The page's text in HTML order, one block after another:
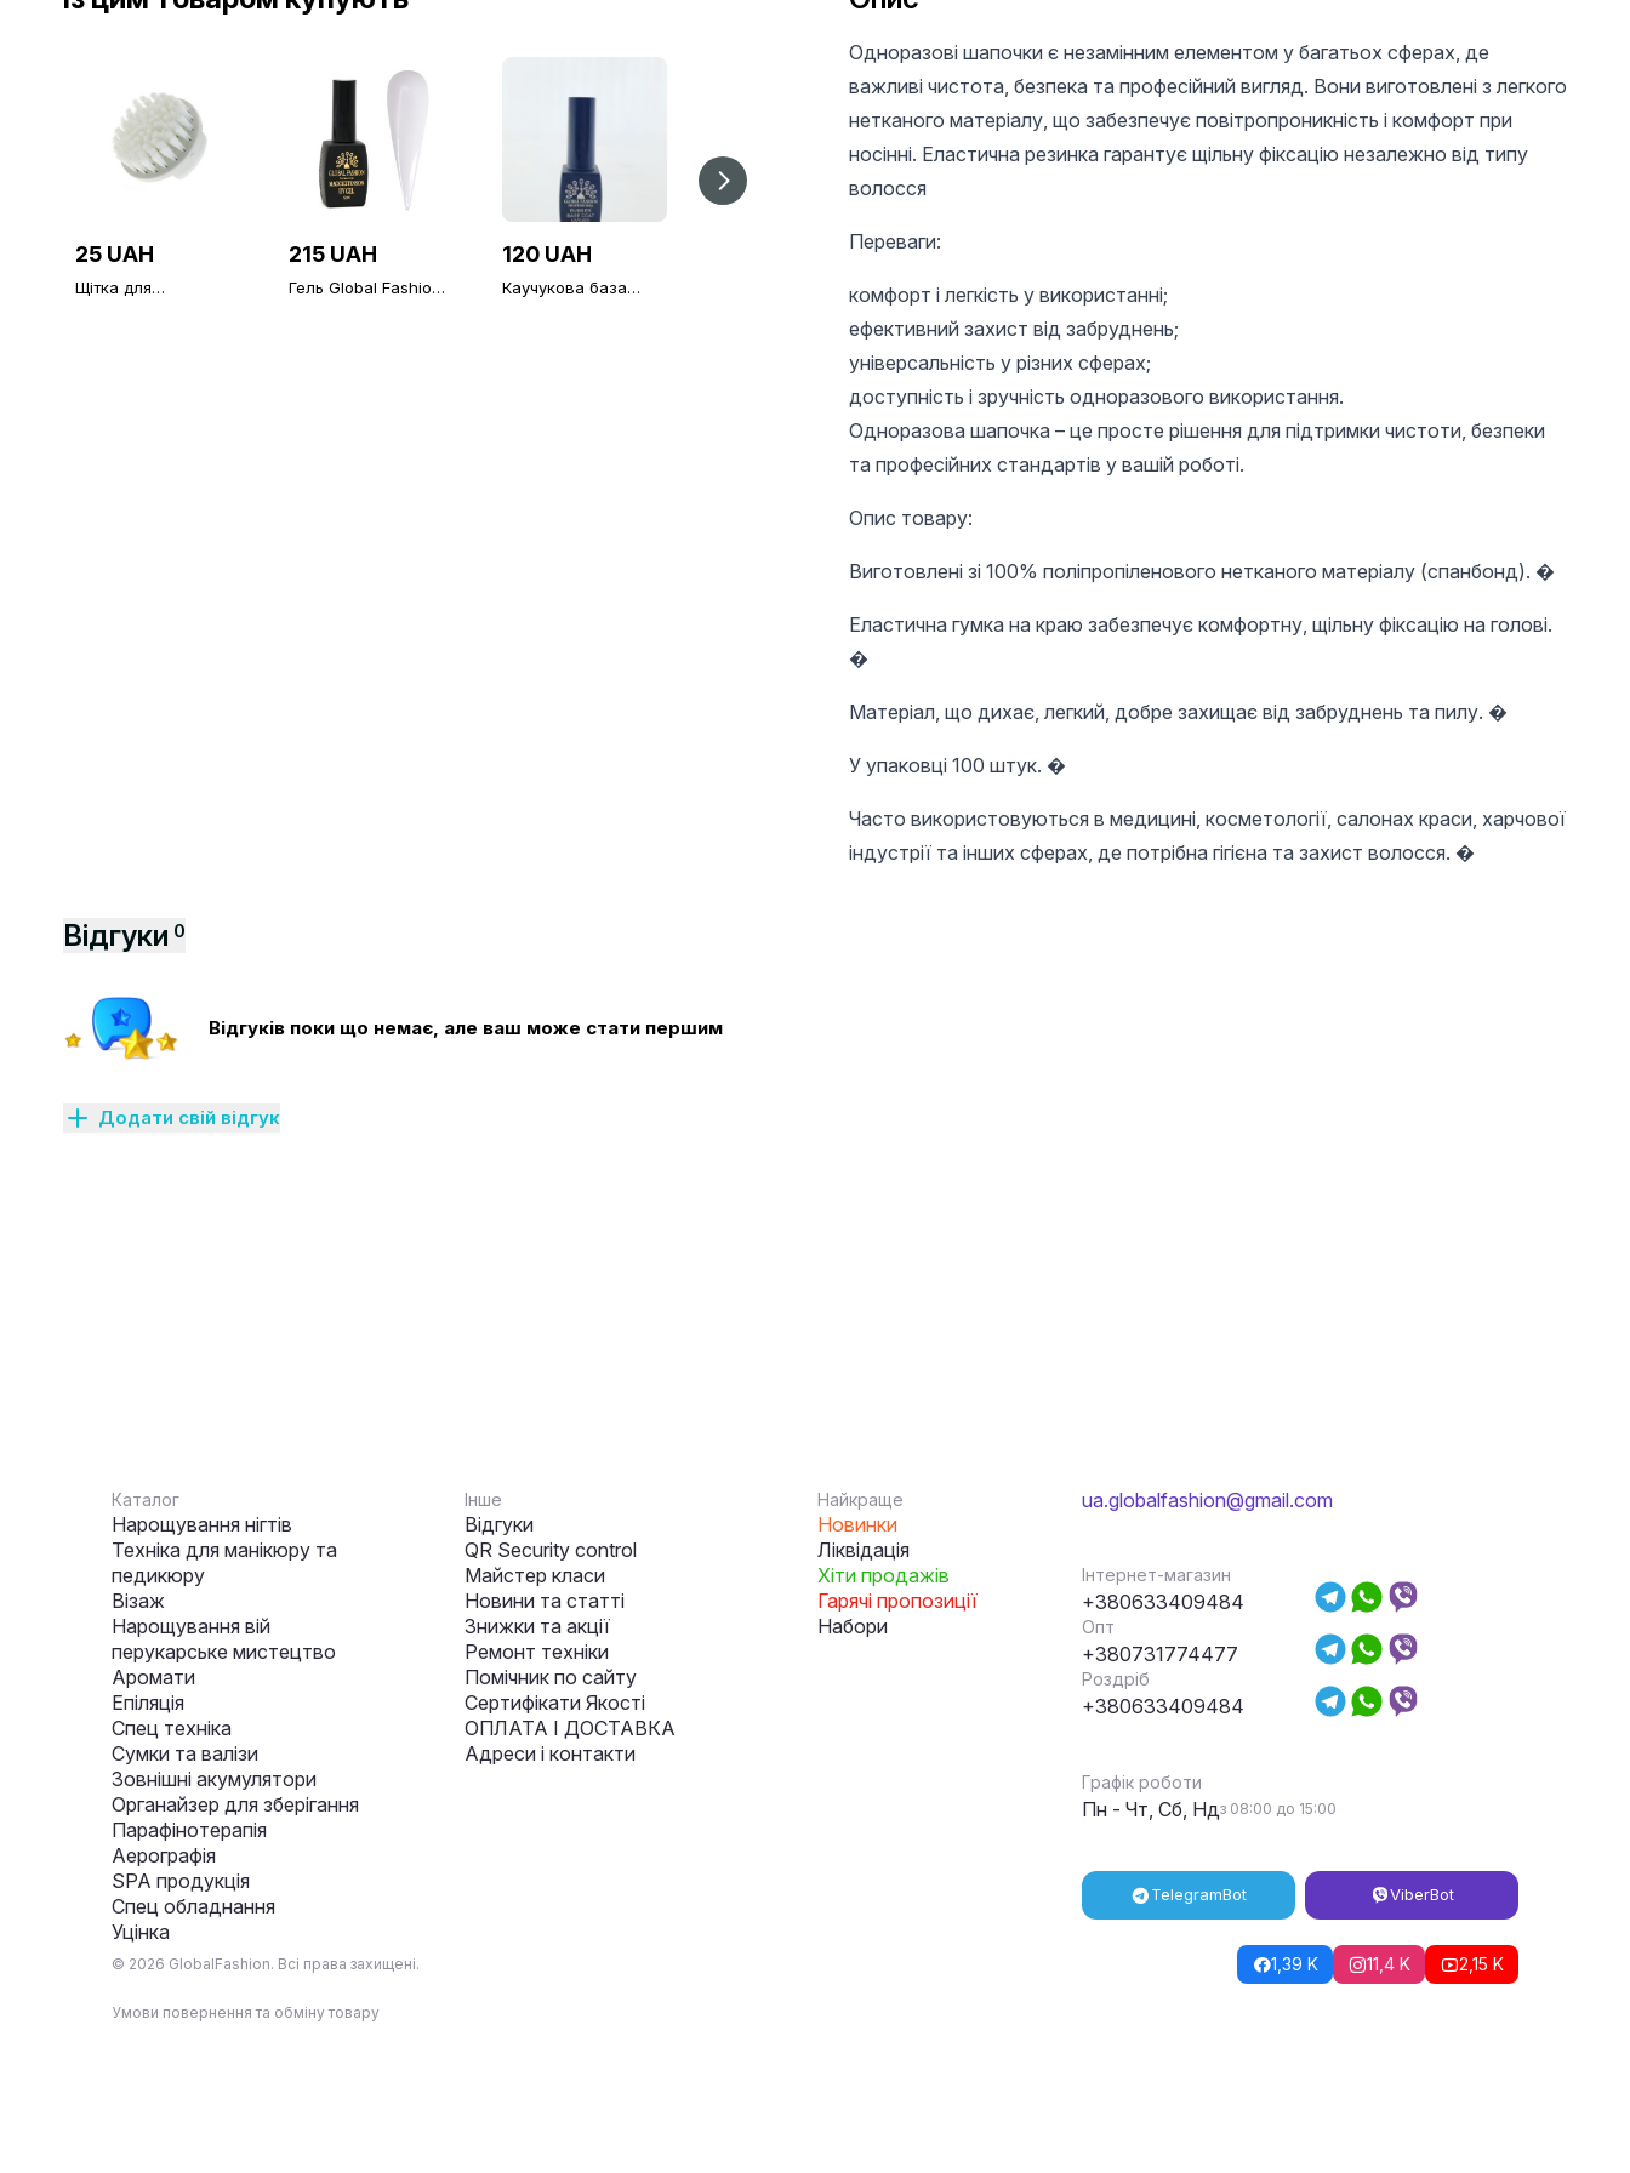
25 UAH
Щітка для
215 UAH
Гель Global Fashion
120 UAH
Каучукова база
Пилочки для нігтів
Global Fashion (1 шт.)
36 UAH
Палетка для клею
нарощування вій, 26
лунок, набір, 10 шт
Камуфлююча база
для нігтів, Hema free
01, 8 мл
Одноразові шапочки є незамінним елементом у багатьох сферах, де
важливі чистота, безпека та професійний вигляд. Вони виготовлені з легкого
нетканого матеріалу, що забезпечує повітропроникність і комфорт при
носінні. Еластична резинка гарантує щільну фіксацію незалежно від типу
волосся
Переваги:
комфорт і легкість у використанні;
ефективний захист від забруднень;
універсальність у різних сферах;
доступність і зручність одноразового використання.
Одноразова шапочка – це просте рішення для підтримки чистоти, безпеки
та професійних стандартів у вашій роботі.
Опис товару:
Виготовлені зі 100% поліпропіленового нетканого матеріалу (спанбонд). �
Еластична гумка на краю забезпечує комфортну, щільну фіксацію на голові.
�
Матеріал, що дихає, легкий, добре захищає від забруднень та пилу. �
У упаковці 100 штук. �
Часто використовуються в медицині, косметології, салонах краси, харчової
індустрії та інших сферах, де потрібна гігієна та захист волосся. �
Відгуки 0
Відгуків поки що немає, але ваш може стати першим
Додати свій відгук
Каталог
Нарощування нігтів
Техніка для манікюру та
педикюру
Візаж
Нарощування вій
перукарське мистецтво
Аромати
Епіляція
Спец техніка
Сумки та валізи
Зовнішні акумулятори
Органайзер для зберігання
Парафінотерапія
Аерографія
SPA продукція
Спец обладнання
Уцінка
Інше
Відгуки
QR Security control
Майстер класи
Новини та статті
Знижки та акції
Ремонт техніки
Помічник по сайту
Сертифікати Якості
ОПЛАТА І ДОСТАВКА
Адреси і контакти
Найкраще
Новинки
Ліквідація
Хіти продажів
Гарячі пропозиції
Набори
ua.globalfashion@gmail.com
Інтернет-магазин
+380633409484
Опт
+380731774477
Роздріб
+380633409484
Графік роботи
Пн - Чт, Сб, Ндз 08:00 до 15:00
TelegramBot ViberBot
© 2026 GlobalFashion. Всі права захищені. 1,39 K 11,4 K 2,15 K
Умови повернення та обміну товару